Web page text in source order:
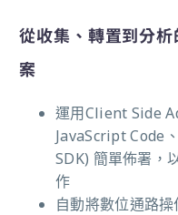
從收集、轉置到分
案
運用Client Side
JavaScript Code
SDK) 簡單佈署，
作
自動將數位通路